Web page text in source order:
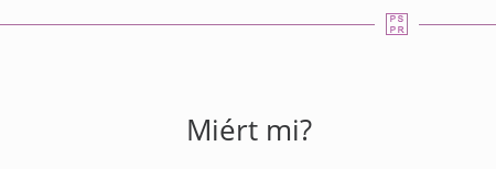
Miért mi?